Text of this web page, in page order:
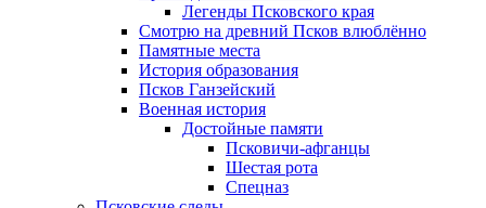
Легенды Псковского края
Смотрю на древний Псков влюблённо
Памятные места
История образования
Псков Ганзейский
Военная история
Достойные памяти
Псковичи-афганцы
Шестая рота
Спецназ